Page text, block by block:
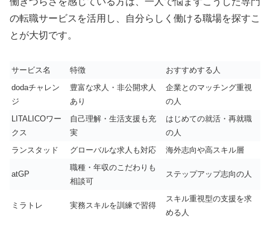
の転職サービスを活用し、自分らしく働ける職場を探すこ
とが大切です。
サービス名 特徴
おすすめする人
dodaチャレン
ジ
豊富な求人・非公開求人
あり
企業とのマッチング重視
の人
LITALICOワー
クス
自己理解・生活支援も充
実
はじめての就活・再就職
の人
ランスタッド
グローバルな求人も対応 海外志向や高スキル層
atGP
職種・年収のこだわりも
相談可
ステップアップ志向の人
ミラトレ 実務スキルを訓練で習得
スキル重視型の支援を求
める人